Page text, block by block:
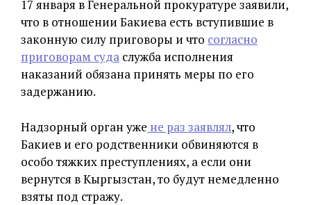
17 января в Генеральной прокуратуре заявили,
что в отношении Бакиева есть вступившие в
законную силу приговоры и что согласно
приговорам суда служба исполнения
наказаний обязана принять меры по его
задержанию.
Надзорный орган уже не раз заявлял, что
Бакиев и его родственники обвиняются в
особо тяжких преступлениях, а если они
вернутся в Кыргызстан, то будут немедленно
взяты под стражу.